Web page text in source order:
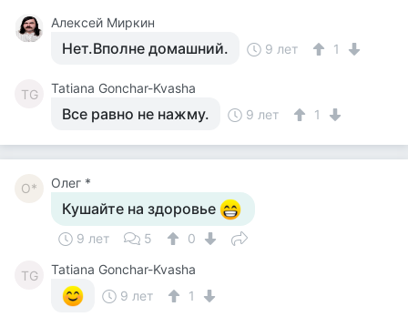
Алексей Миркин
Нет.Вполне домашний. 9 лет 1
TG Tatiana Gonchar-Kvasha
Все равно не нажму. 9 лет 1
О* Олег *
Кушайте на здоровье
9 лет 5 0
TG
Tatiana Gonchar-Kvasha
9 лет
1